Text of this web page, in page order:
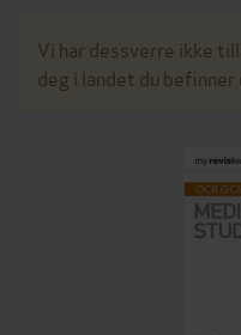
Vi har dessverre ikke
deg i landet du befinner